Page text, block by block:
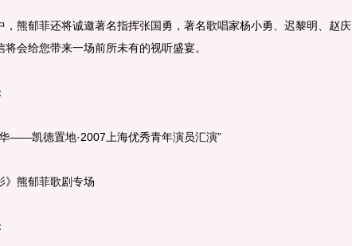
郁菲还将诚邀著名指挥张国勇，著名歌唱家杨小勇、迟黎明、赵庆
将会给您带来一场前所未有的视听盛宴。
凯德置地·2007上海优秀青年演员汇演”
熊郁菲歌剧专场